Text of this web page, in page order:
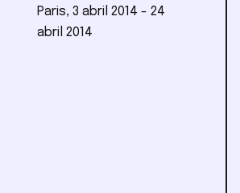
Paris, 3 abril 2014 - 24
abril 2014